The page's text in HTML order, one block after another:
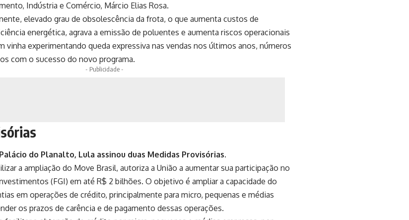
Indústria e Comércio, Márcio Elias Rosa.
elevado grau de obsolescência da frota, o que aumenta custos de
energética, agrava a emissão de poluentes e aumenta riscos operacionais
vinha experimentando queda expressiva nas vendas nos últimos anos, números
com o sucesso do novo programa.
- Publicidade -
do Planalto, Lula assinou duas Medidas Provisórias.
a ampliação do Move Brasil, autoriza a União a aumentar sua participação no
(FGI) em até R$ 2 bilhões. O objetivo é ampliar a capacidade do
em operações de crédito, principalmente para micro, pequenas e médias
os prazos de carência e de pagamento dessas operações.